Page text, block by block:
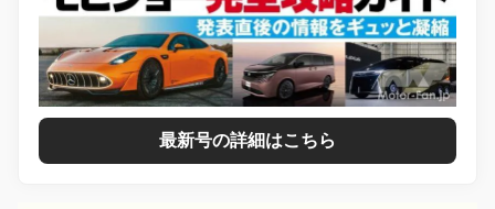
最新号の詳細はこちら